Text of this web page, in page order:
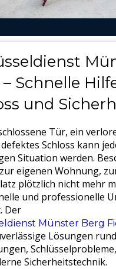
– Schnelle
und
Tür, ein
Schloss kann
Situation werden.
eigenen Wohnung,
plötzlich nicht mehr
und professionelle
Der
Münster Berg
Lösungen
Sicherheitstechnik.